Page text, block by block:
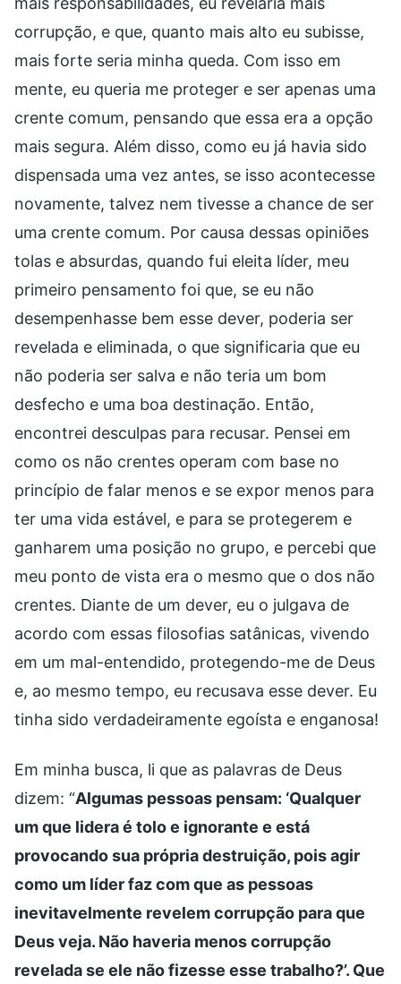
corrupção, e que, quanto mais alto eu subisse,
mais forte seria minha queda. Com isso em
mente, eu queria me proteger e ser apenas uma
crente comum, pensando que essa era a opção
mais segura. Além disso, como eu já havia sido
dispensada uma vez antes, se isso acontecesse
novamente, talvez nem tivesse a chance de ser
uma crente comum. Por causa dessas opiniões
tolas e absurdas, quando fui eleita líder, meu
primeiro pensamento foi que, se eu não
desempenhasse bem esse dever, poderia ser
revelada e eliminada, o que significaria que eu
não poderia ser salva e não teria um bom
desfecho e uma boa destinação. Então,
encontrei desculpas para recusar. Pensei em
como os não crentes operam com base no
princípio de falar menos e se expor menos para
ter uma vida estável, e para se protegerem e
ganharem uma posição no grupo, e percebi que
meu ponto de vista era o mesmo que o dos não
crentes. Diante de um dever, eu o julgava de
acordo com essas filosofias satânicas, vivendo
em um mal-entendido, protegendo-me de Deus
e, ao mesmo tempo, eu recusava esse dever. Eu
tinha sido verdadeiramente egoísta e enganosa!
Em minha busca, li que as palavras de Deus
dizem: “Algumas pessoas pensam: ‘Qualquer
um que lidera é tolo e ignorante e está
provocando sua própria destruição, pois agir
como um líder faz com que as pessoas
inevitavelmente revelem corrupção para que
Deus veja. Não haveria menos corrupção
revelada se ele não fizesse esse trabalho?’. Que